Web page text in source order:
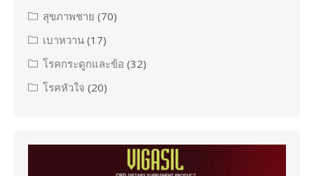
สุขภาพชาย (70)
เบาหวาน (17)
โรคกระดูกและข้อ (32)
โรคหัวใจ (20)